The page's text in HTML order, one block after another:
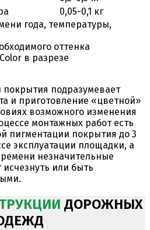
0,05-0,1 кг
года, температуры,
оттенка
в разрезе
подразумевает
и приготовление «цветной»
возможного изменения
монтажных работ есть
пигментации покрытия до 3
эксплуатации площадки, а
незначительные
исчезнуть или быть
ДОРОЖНЫХ